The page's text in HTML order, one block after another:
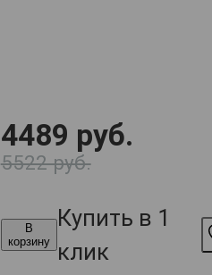
4489 руб.
5522 руб.
В
корзину
Купить в 1
клик